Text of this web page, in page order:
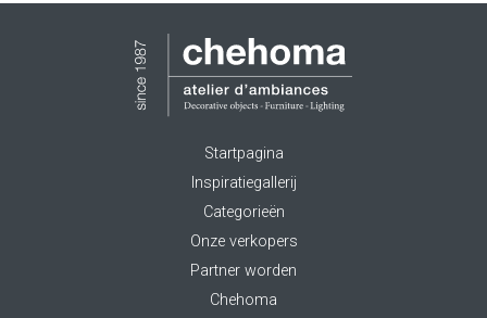
Startpagina
Inspiratiegallerij
Categorieën
Onze verkopers
Partner worden
Chehoma